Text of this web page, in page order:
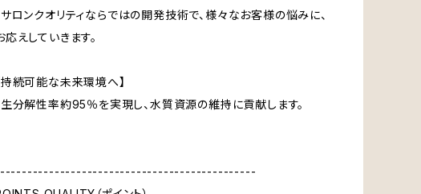
サロンクオリティならではの開発技術で、様々なお客様の悩みに、
応えしていきます。
持続可能な未来環境へ】
生分解性率約95％を実現し、水質資源の維持に貢献します。